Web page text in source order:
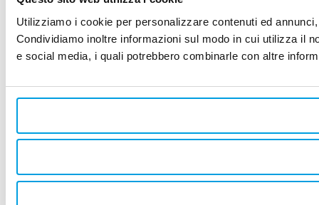
Utilizziamo i cookie per personalizzare contenuti ed
Condividiamo inoltre informazioni sul modo in cui utilizza il
e social media, i quali potrebbero combinarle con altre